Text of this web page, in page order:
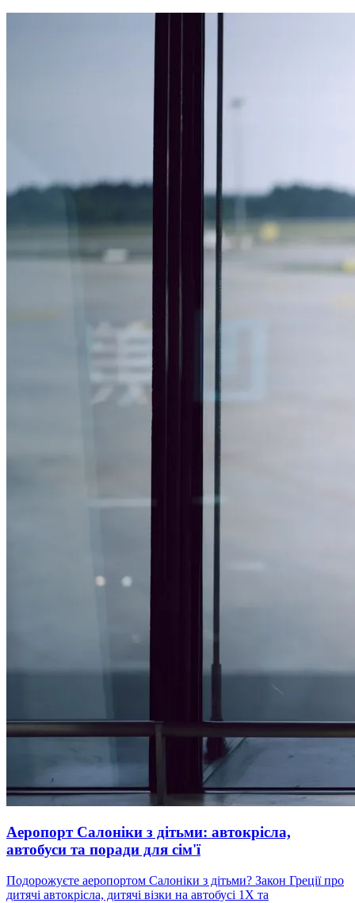
Аеропорт Салоніки з дітьми: автокрісла,
автобуси та поради для сім'ї
Подорожуєте аеропортом Салоніки з дітьми? Закон Греції про
дитячі автокрісла, дитячі візки на автобусі 1X та